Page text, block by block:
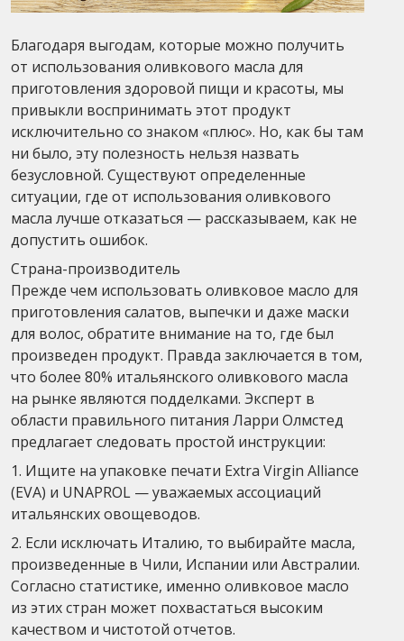
Благодаря выгодам, которые можно получить
от использования оливкового масла для
приготовления здоровой пищи и красоты, мы
привыкли воспринимать этот продукт
исключительно со знаком «плюс». Но, как бы там
ни было, эту полезность нельзя назвать
безусловной. Существуют определенные
ситуации, где от использования оливкового
масла лучше отказаться — рассказываем, как не
допустить ошибок.
Страна-производитель
Прежде чем использовать оливковое масло для
приготовления салатов, выпечки и даже маски
для волос, обратите внимание на то, где был
произведен продукт. Правда заключается в том,
что более 80% итальянского оливкового масла
на рынке являются подделками. Эксперт в
области правильного питания Ларри Олмстед
предлагает следовать простой инструкции:
1. Ищите на упаковке печати Extra Virgin Alliance
(EVA) и UNAPROL — уважаемых ассоциаций
итальянских овощеводов.
2. Если исключать Италию, то выбирайте масла,
произведенные в Чили, Испании или Австралии.
Согласно статистике, именно оливковое масло
из этих стран может похвастаться высоким
качеством и чистотой отчетов.